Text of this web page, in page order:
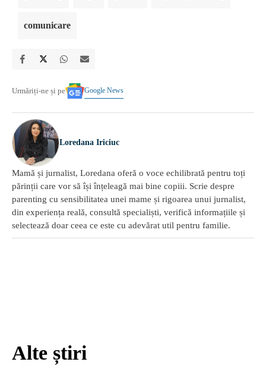
comunicare
Urmăriți-ne și pe Google News
Loredana Iriciuc
Mamă și jurnalist, Loredana oferă o voce echilibrată pentru toți
părinții care vor să își înțeleagă mai bine copiii. Scrie despre
parenting cu sensibilitatea unei mame și rigoarea unui jurnalist,
din experiența reală, consultă specialiști, verifică informațiile și
selectează doar ceea ce este cu adevărat util pentru familie.
Alte știri